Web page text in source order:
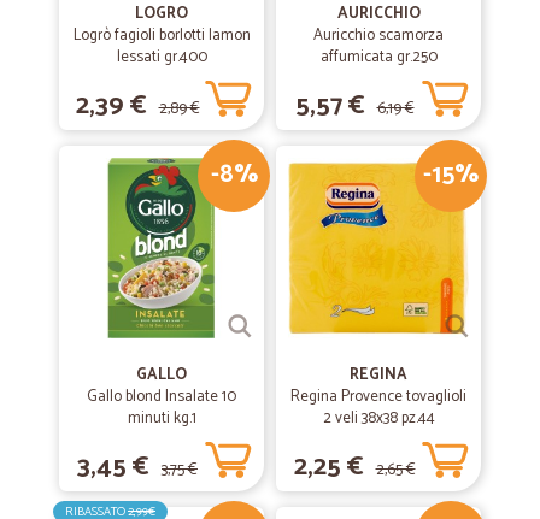
LOGRO
Logrò fagioli borlotti lamon
lessati gr.400
2,39 € 2,89 €
AURICCHIO
Auricchio scamorza
affumicata gr.250
5,57 € 6,19 €
-8%
GALLO
Gallo blond Insalate 10
minuti kg.1
3,45 € 3,75 €
-15%
REGINA
Regina Provence tovaglioli
2 veli 38x38 pz.44
2,25 € 2,65 €
RIBASSATO2,99€